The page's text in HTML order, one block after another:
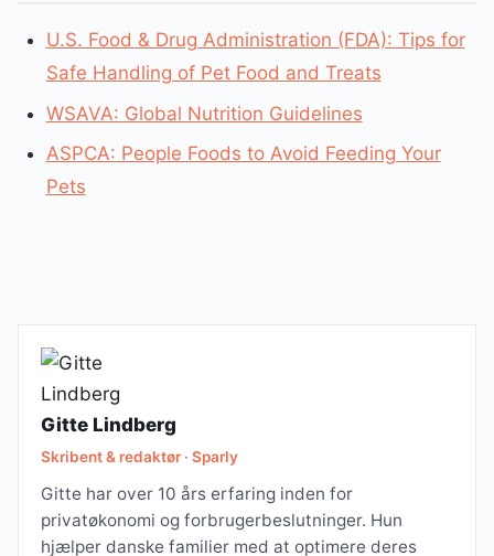
U.S. Food & Drug Administration (FDA): Tips for
Safe Handling of Pet Food and Treats
WSAVA: Global Nutrition Guidelines
ASPCA: People Foods to Avoid Feeding Your
Pets
Gitte Lindberg
Skribent & redaktør · Sparly
Gitte har over 10 års erfaring inden for
privatøkonomi og forbrugerbeslutninger. Hun
hjælper danske familier med at optimere deres